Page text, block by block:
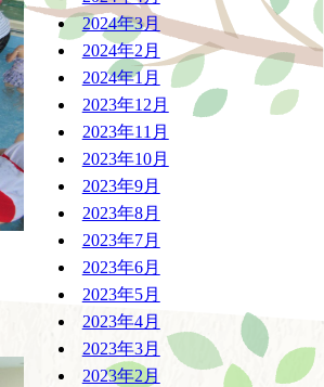
2024年3月
2024年2月
2024年1月
2023年12月
2023年11月
2023年10月
2023年9月
2023年8月
2023年7月
2023年6月
2023年5月
2023年4月
2023年3月
2023年2月